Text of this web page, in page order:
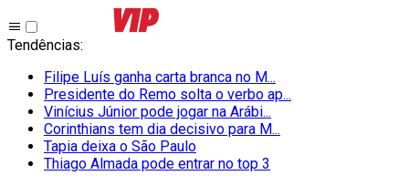
Tendências:
Filipe Luís ganha carta branca no M...
Presidente do Remo solta o verbo ap...
Vinícius Júnior pode jogar na Arábi...
Corinthians tem dia decisivo para M...
Tapia deixa o São Paulo
Thiago Almada pode entrar no top 3